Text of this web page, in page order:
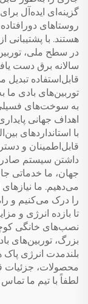
گزینه‌ای ایده‌آل
روستاهای
هستند. با پشتیبانی
سالانه برق دست
قابل‌استفاده تبدیل
توربین‌های بادی ما
به سوخت‌های فسیلی
اهداف جهانی
با استانداردهای
قابل‌اطمینان و
داشتن سیستم
جهان، ما خدماتی
می‌دهیم. ما
را درک می‌کنیم و
تا بازده انرژی و
نصب‌های خانگی
بزرگ، توربین‌های
بلندمدت انرژی پاک
محصولات، جزئیات
لطفاً با تیم ما